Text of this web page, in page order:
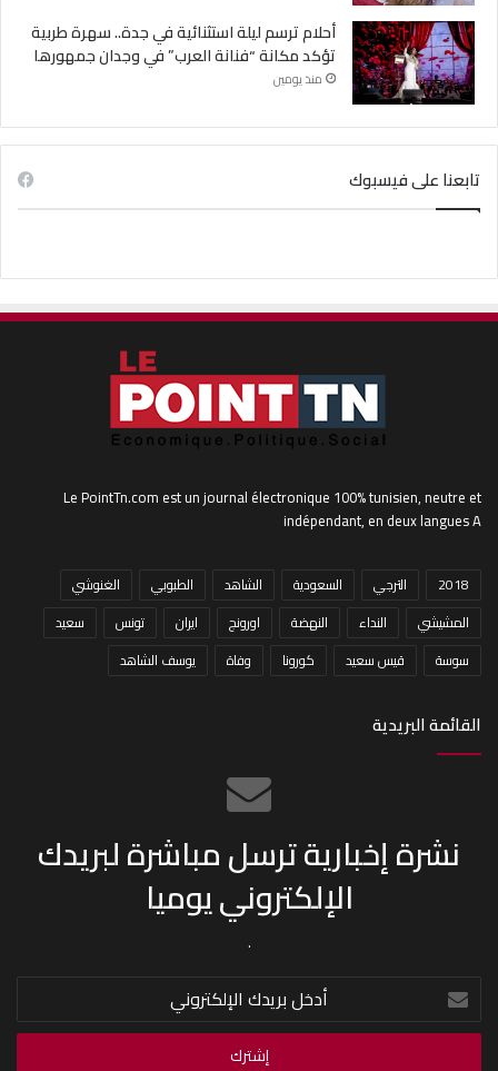
أحلام ترسم ليلة استثنائية في جدة.. سهرة طربية
تؤكد مكانة “فنانة العرب” في وجدان جمهورها
منذ يومين
تابعنا على فيسبوك
Le PointTn.com est un journal électronique 100% tunisien, neutre et
indépendant, en deux langues A
2018 الترجي السعودية الشاهد الطبوبي
الغنوشي
المشيشي
النداء النهضة اورونج ايران تونس
سعيد
سوسة
قيس سعيد كورونا وفاة يوسف الشاهد
القائمة البريدية
نشرة إخبارية ترسل مباشرة لبريدك
الإلكتروني يوميا
.
أدخل
بريدك
الإلكتروني